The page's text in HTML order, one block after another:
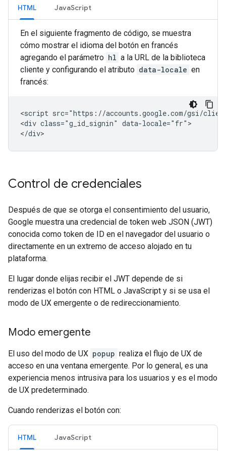
HTML JavaScript
En el siguiente fragmento de código, se muestra
cómo mostrar el idioma del botón en francés
agregando el parámetro hl a la URL de la biblioteca
cliente y configurando el atributo data-locale en
francés:
<script src="https://accounts.google.com/gsi/
<div class="g_id_signin" data-locale="fr">
Control de credenciales
Después de que se otorga el consentimiento del usuario,
Google muestra una credencial de token web JSON (JWT)
conocida como token de ID en el navegador del usuario o
directamente en un extremo de acceso alojado en tu
plataforma.
El lugar donde elijas recibir el JWT depende de si
renderizas el botón con HTML o JavaScript y si se usa el
modo de UX emergente o de redireccionamiento.
Modo emergente
El uso del modo de UX popup realiza el flujo de UX de
acceso en una ventana emergente. Por lo general, es una
experiencia menos intrusiva para los usuarios y es el modo
de UX predeterminado.
Cuando renderizas el botón con:
HTML JavaScript